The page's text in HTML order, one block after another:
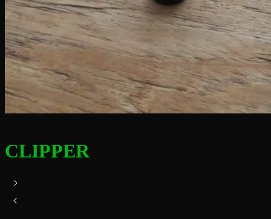
CLIPPER